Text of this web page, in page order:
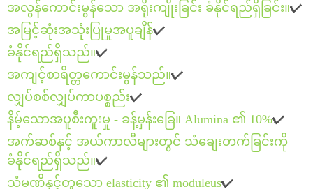
အလွန်ကောင်းမွန်သော အရိုးကျိုးခြင်း ခံနိုင်ရည်ရှိခြင်း။✔
အမြင့်ဆုံးအသုံးပြုမှုအပူချိန်✔
ခံနိုင်ရည်ရှိသည်။✔
အကျင့်စာရိတ္တကောင်းမွန်သည်။✔
လျှပ်စစ်လျှပ်ကာပစ္စည်း✔
နိမ့်သောအပူစီးကူးမှု - ခန့်မှန်းခြေ။ Alumina ၏ 10%✔
အက်ဆစ်နှင့် အယ်ကာလီများတွင် သံချေးတက်ခြင်းကို
ခံနိုင်ရည်ရှိသည်။✔
သံမဏိနှင့်တူသော elasticity ၏ moduleus✔